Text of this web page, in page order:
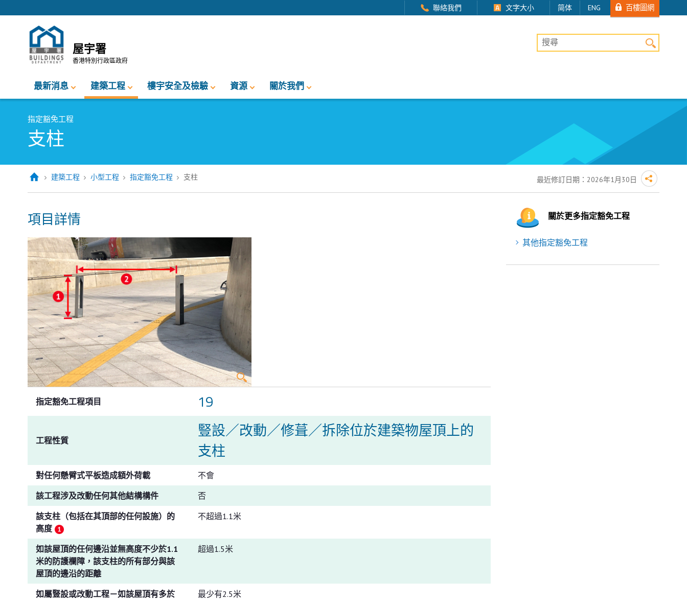
聯絡我們 文字大小 简体 ENG 百樓圖網
屋宇署
香港特別行政區政府
桌上版網站搜尋
最新消息 建築工程 樓宇安全及檢驗 資源 關於我們
指定豁免工程
支柱
建築工程 小型工程 指定豁免工程 支柱 最近修訂日期：2026年1月30日
項目詳情
指定豁免工程項目 19
工程性質
豎設／改動／修葺／拆除位於建築物屋頂上的
支柱
對任何懸臂式平板造成額外荷載
不會
該工程涉及改動任何其他結構構件
否
該支柱（包括在其頂部的任何設施）的
高度
不超過1.1米
如該屋頂的任何邊沿並無高度不少於1.1
米的防護欄障，該支柱的所有部分與該
屋頂的邊沿的距離
超過1.5米
如屬豎設或改動工程－如該屋頂有多於
最少有2.5米
關於更多指定豁免工程
其他指定豁免工程